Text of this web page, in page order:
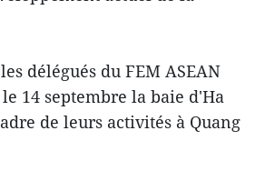
délégués du FEM ASEAN
14 septembre la baie d'Ha
de leurs activités à Quang